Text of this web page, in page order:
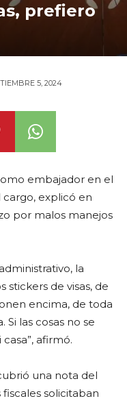
prefiero
5, 2024
embajador en el
cargo, explicó en
por malos manejos
la
stickers de visas, de
encima, de toda
las cosas no se
afirmó.
una nota del
solicitaban